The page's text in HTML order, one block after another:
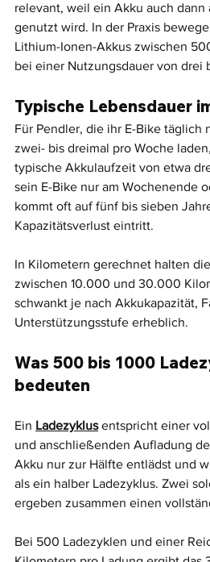
relevant, weil ein Akku auch
genutzt wird. In der Praxis
Lithium-Ionen-Akkus zwischen
bei einer Nutzungsdauer von drei
Typische Lebensdauer
Für Pendler, die ihr E-Bike täglich
zwei- bis dreimal pro Woche
typische Akkulaufzeit von etwa
sein E-Bike nur am Wochenende
kommt oft auf fünf bis sieben
Kapazitätsverlust eintritt.
In Kilometern gerechnet halten
zwischen 10.000 und 30.000
schwankt je nach Akkukapazität,
Unterstützungsstufe erheblich.
Was 500 bis 1000
bedeuten
Ein Ladezyklus entspricht einer
und anschließenden Aufladung
Akku nur zur Hälfte entlädst und
als ein halber Ladezyklus. Zwei
ergeben zusammen einen
Bei 500 Ladezyklen und einer